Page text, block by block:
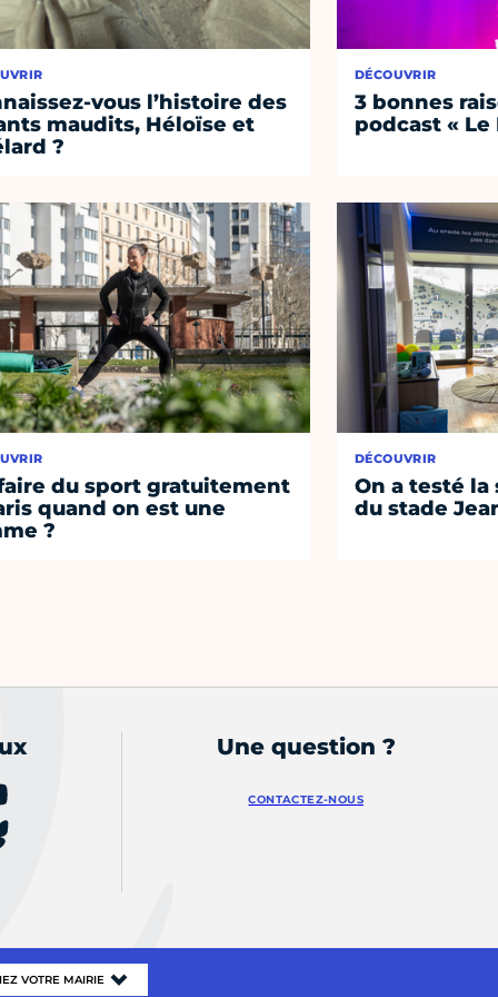
vous l’histoire des
maudits, Héloïse et
?
du sport gratuitement
quand on est une
?
DÉCOUVRIR
3 bonnes
podcast « Le
DÉCOUVRIR
On a testé
du stade
Une question ?
CONTACTEZ-NOUS